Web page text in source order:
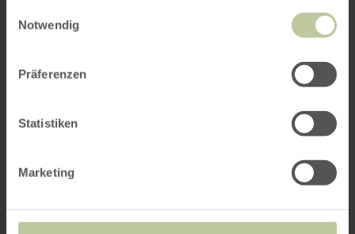
Notwendig
Präferenzen
Statistiken
Marketing